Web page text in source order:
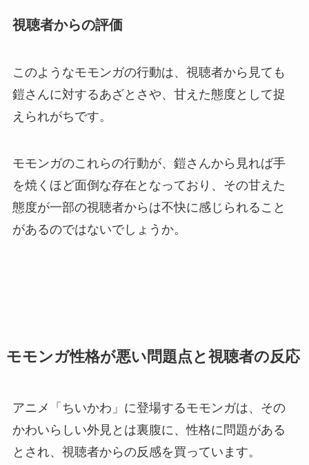
視聴者からの評価
このようなモモンガの行動は、視聴者から見ても
鎧さんに対するあざとさや、甘えた態度として捉
えられがちです。
モモンガのこれらの行動が、鎧さんから見れば手
を焼くほど面倒な存在となっており、その甘えた
態度が一部の視聴者からは不快に感じられること
があるのではないでしょうか。
モモンガ性格が悪い問題点と視聴者の反応
アニメ「ちいかわ」に登場するモモンガは、その
かわいらしい外見とは裏腹に、性格に問題がある
とされ、視聴者からの反感を買っています。